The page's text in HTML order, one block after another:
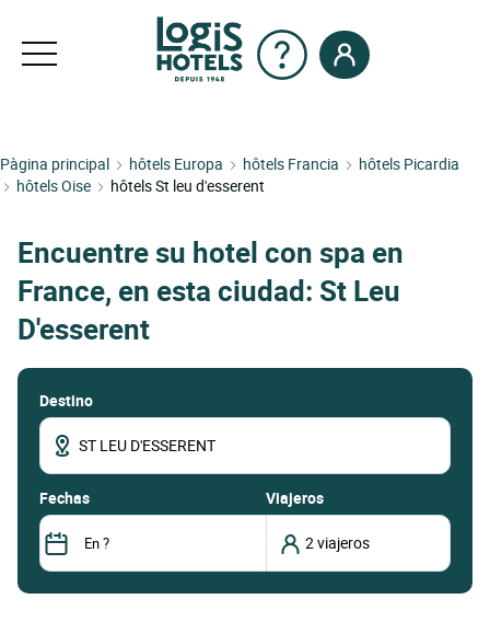
Pàgina principal hôtels Europa hôtels Francia
hôtels Picardia
hôtels Oise
hôtels St leu d'esserent
Encuentre su hotel con spa en
France, en esta ciudad: St Leu
D'esserent
Destino
fechas Viajeros